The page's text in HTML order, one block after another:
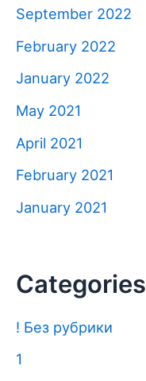
September 2022
February 2022
January 2022
May 2021
April 2021
February 2021
January 2021
Categories
! Без рубрики
1